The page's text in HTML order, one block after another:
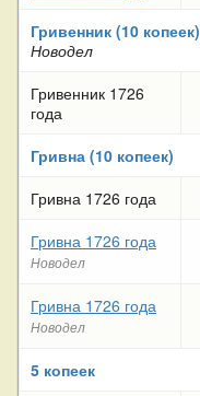
Гривенник (10 копеек)
Новодел
Гривенник 1726
года
Гривна (10 копеек)
Гривна 1726 года
Гривна 1726 года
Новодел
Гривна 1726 года
Новодел
5 копеек